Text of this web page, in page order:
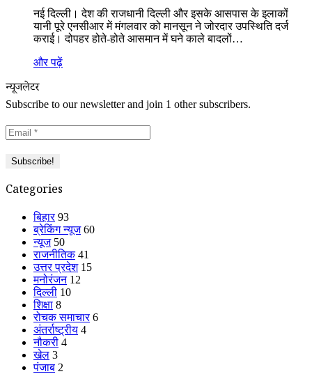
नई दिल्ली। देश की राजधानी दिल्ली और इसके आसपास के इलाकों
यानी पूरे एनसीआर में मंगलवार को मानसून ने जोरदार उपस्थिति दर्ज
कराई। दोपहर होते-होते आसमान में घने काले बादलों…
और पढ़ें
न्यूजलेटर
Subscribe to our newsletter and join 1 other subscribers.
Categories
बिहार 93
ब्रेकिंग न्यूज 60
न्यूज 50
राजनीतिक 41
उत्तर प्रदेश 15
मनोरंजन 12
दिल्ली 10
शिक्षा 8
रोचक समाचार 6
अंतर्राष्ट्रीय 4
नौकरी 4
खेल 3
पंजाब 2